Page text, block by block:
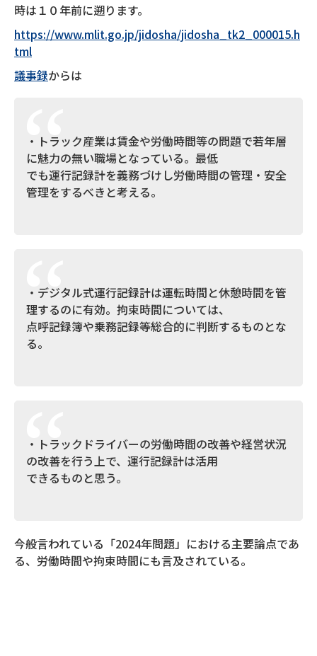
時は１０年前に遡ります。
https://www.mlit.go.jp/jidosha/jidosha_tk2_000015.h
tml
議事録からは
・トラック産業は賃金や労働時間等の問題で若年層
に魅力の無い職場となっている。最低
でも運行記録計を義務づけし労働時間の管理・安全
管理をするべきと考える。
・デジタル式運行記録計は運転時間と休憩時間を管
理するのに有効。拘束時間については、
点呼記録簿や乗務記録等総合的に判断するものとな
る。
・トラックドライバーの労働時間の改善や経営状況
の改善を行う上で、運行記録計は活用
できるものと思う。
今般言われている「2024年問題」における主要論点であ
る、労働時間や拘束時間にも言及されている。